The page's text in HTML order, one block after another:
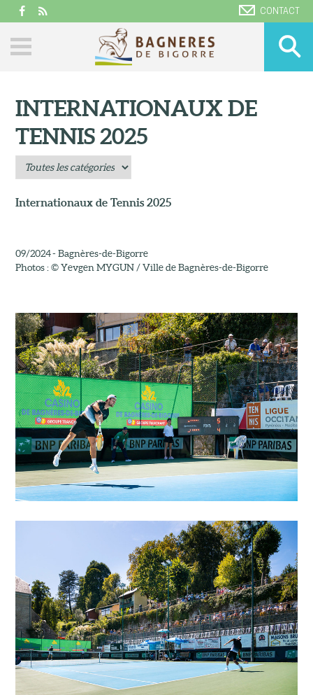
CONTACT
INTERNATIONAUX DE
TENNIS 2025
Internationaux de Tennis 2025
09/2024 - Bagnères-de-Bigorre
Photos : © Yevgen MYGUN / Ville de Bagnères-de-Bigorre